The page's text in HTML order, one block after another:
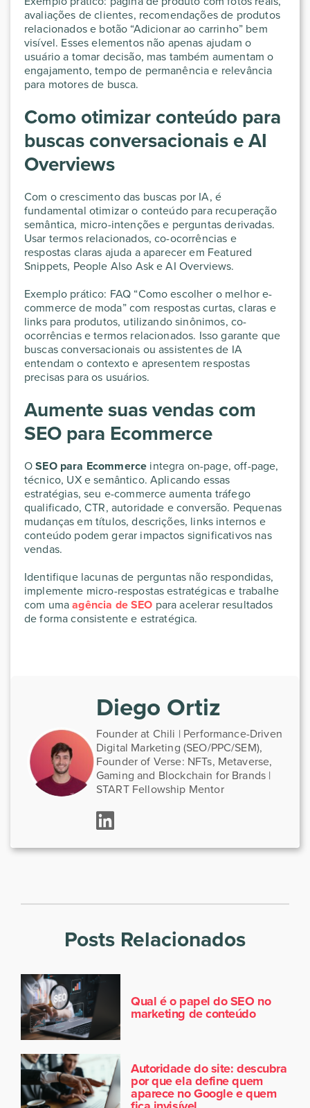
avaliações de clientes, recomendações de produtos
relacionados e botão “Adicionar ao carrinho” bem
visível. Esses elementos não apenas ajudam o
usuário a tomar decisão, mas também aumentam o
engajamento, tempo de permanência e relevância
para motores de busca.
Como otimizar conteúdo para
buscas conversacionais e AI
Overviews
Com o crescimento das buscas por IA, é
fundamental otimizar o conteúdo para recuperação
semântica, micro-intenções e perguntas derivadas.
Usar termos relacionados, co-ocorrências e
respostas claras ajuda a aparecer em Featured
Snippets, People Also Ask e AI Overviews.
Exemplo prático: FAQ “Como escolher o melhor e-
commerce de moda” com respostas curtas, claras e
links para produtos, utilizando sinônimos, co-
ocorrências e termos relacionados. Isso garante que
buscas conversacionais ou assistentes de IA
entendam o contexto e apresentem respostas
precisas para os usuários.
Aumente suas vendas com
SEO para Ecommerce
OSEO para Ecommerce integra on-page, off-page,
técnico, UX e semântico. Aplicando essas
estratégias, seu e-commerce aumenta tráfego
qualificado, CTR, autoridade e conversão. Pequenas
mudanças em títulos, descrições, links internos e
conteúdo podem gerar impactos significativos nas
vendas.
Identifique lacunas de perguntas não respondidas,
implemente micro-respostas estratégicas e trabalhe
com umaagência de SEO para acelerar resultados
de forma consistente e estratégica.
Diego Ortiz
Founder at Chili | Performance-Driven
Digital Marketing (SEO/PPC/SEM),
Founder of Verse: NFTs, Metaverse,
Gaming and Blockchain for Brands |
START Fellowship Mentor
Posts Relacionados
Qual é o papel do SEO no
marketing de conteúdo
Autoridade do site: descubra
por que ela define quem
aparece no Google e quem